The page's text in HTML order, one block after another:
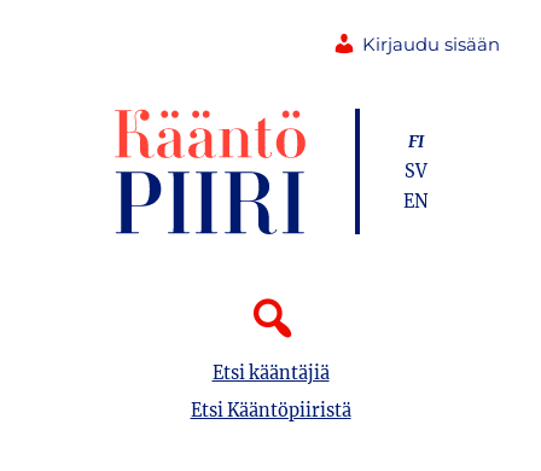
Kirjaudu sisään
Etsi kääntäjiä
Etsi Kääntöpiiristä
FI
SV
EN